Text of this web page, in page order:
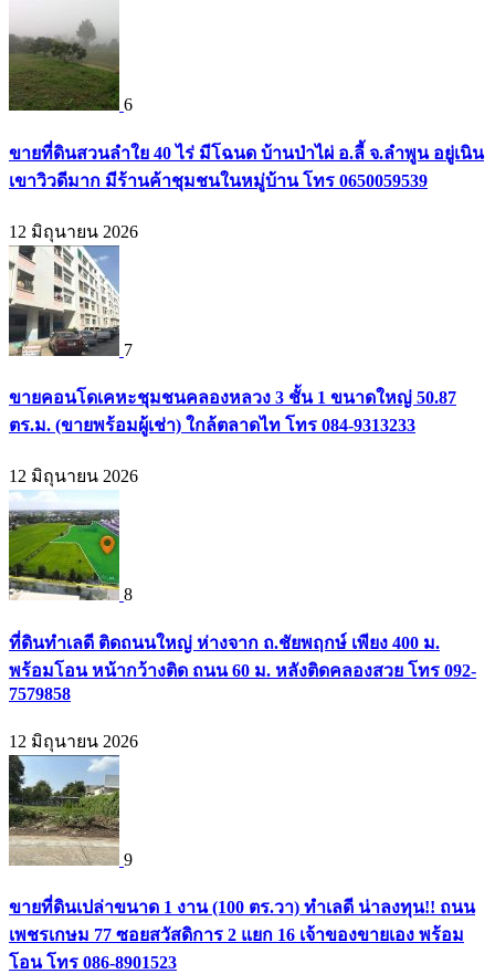
6
ขายที่ดินสวนลำใย 40 ไร่ มีโฉนด บ้านป่าไผ่ อ.ลี้ จ.ลำพูน อยู่เนิน
เขาวิวดีมาก มีร้านค้าชุมชนในหมู่บ้าน โทร 0650059539
12 มิถุนายน 2026
7
ขายคอนโดเคหะชุมชนคลองหลวง 3 ชั้น 1 ขนาดใหญ่ 50.87
ตร.ม. (ขายพร้อมผู้เช่า) ใกล้ตลาดไท โทร 084-9313233
12 มิถุนายน 2026
8
ที่ดินทำเลดี ติดถนนใหญ่ ห่างจาก ถ.ชัยพฤกษ์ เพียง 400 ม.
พร้อมโอน หน้ากว้างติด ถนน 60 ม. หลังติดคลองสวย โทร 092-
7579858
12 มิถุนายน 2026
9
ขายที่ดินเปล่าขนาด 1 งาน (100 ตร.วา) ทำเลดี น่าลงทุน!! ถนน
เพชรเกษม 77 ซอยสวัสดิการ 2 แยก 16 เจ้าของขายเอง พร้อม
โอน โทร 086-8901523